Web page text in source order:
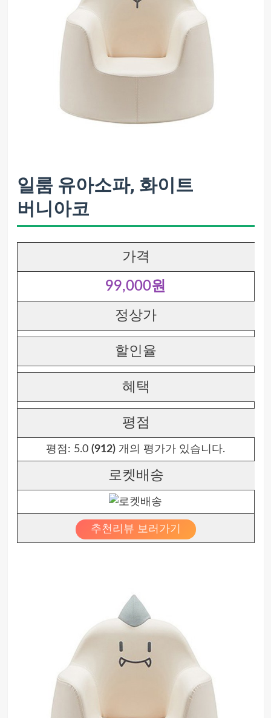
일룸 유아소파, 화이트
버니아코
가격
99,000원
정상가
할인율
혜택
평점
평점: 5.0 (912) 개의 평가가 있습니다.
로켓배송
추천리뷰 보러가기